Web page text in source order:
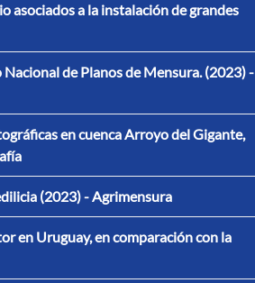
asociados a la instalación de grandes
de Planos de Mensura. (2023) -
en cuenca Arroyo del Gigante,
(2023) - Agrimensura
en Uruguay, en comparación con la